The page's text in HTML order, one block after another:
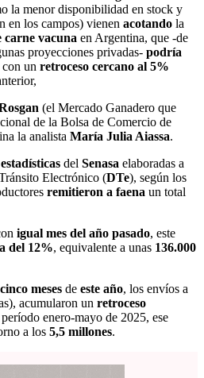
la menor disponibilidad en stock y
en los campos) vienenacotando la
carne vacunaen Argentina, que -de
proyecciones privadas-podría
con unretroceso cercano al 5%
(el Mercado Ganadero que
de la Bolsa de Comercio de
la analista María Julia Aiassa.
estadísticas del Senasa elaboradas a
Electrónico (DTe), según los
remitieron a faena un total
igual mes del año pasado, este
del 12%, equivalente a unas 136.000
meses de este año, los envíos a
acumularon un retroceso
enero-mayo de 2025, ese
a los 5,5 millones.